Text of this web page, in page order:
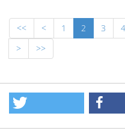
<< < 1 2 3 4
>
>>